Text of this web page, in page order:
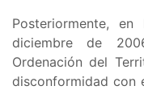
Posteriormente,
diciembre de
Ordenación del
disconformidad con